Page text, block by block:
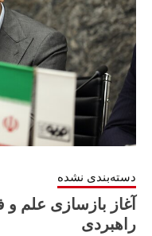
دسته‌بندی نشده
آغاز بازسازی علم و
راهبردی